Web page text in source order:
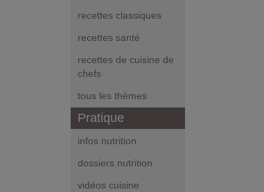
recettes classiques
recettes santé
recettes de cuisine de
chefs
tous les thèmes
Pratique
infos nutrition
dossiers nutrition
vidéos cuisine